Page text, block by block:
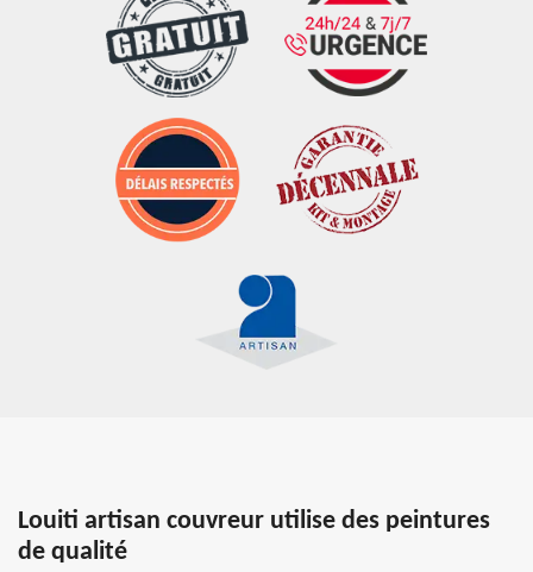
Louiti artisan couvreur utilise des peintures
de qualité